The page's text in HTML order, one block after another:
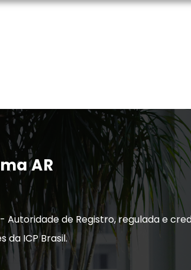
AR
Autoridade de Registro, regulada e
da ICP Brasil.